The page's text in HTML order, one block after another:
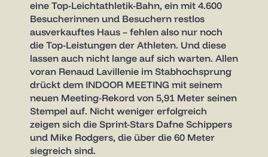
eine Top-Leichtathletik-Bahn, ein mit 4.600
Besucherinnen und Besuchern restlos
ausverkauftes Haus – fehlen also nur noch
die Top-Leistungen der Athleten. Und diese
lassen auch nicht lange auf sich warten. Allen
voran Renaud Lavillenie im Stabhochsprung
drückt dem INDOOR MEETING mit seinem
neuen Meeting-Rekord von 5,91 Meter seinen
Stempel auf. Nicht weniger erfolgreich
zeigen sich die Sprint-Stars Dafne Schippers
und Mike Rodgers, die über die 60 Meter
siegreich sind.